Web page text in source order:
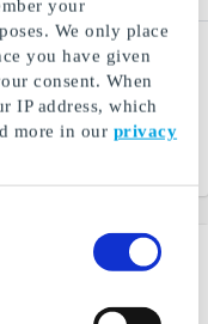
your
We only place
you have given
consent. When
IP address, which
more in our privacy
Pizza NO
for hele